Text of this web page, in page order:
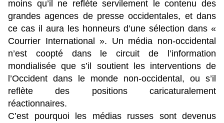
moins qu’il ne reflète servilement le contenu des
grandes agences de presse occidentales, et dans
ce cas il aura les honneurs d’une sélection dans «
Courrier International ». Un média non-occidental
n’est coopté dans le circuit de l’information
mondialisée que s’il soutient les interventions de
l’Occident dans le monde non-occidental, ou s’il
reflète des positions caricaturalement
réactionnaires.
C’est pourquoi les médias russes sont devenus